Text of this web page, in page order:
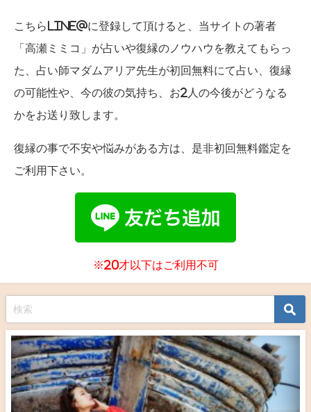
こちらLINE@に登録して頂けると、当サイトの著者
「高瀬ミミコ」が占いや復縁のノウハウを教えてもらっ
た、占い師マダムアリア先生が初回無料にて占い、復縁
の可能性や、今の彼の気持ち、お2人の今後がどうなる
かをお送り致します。
復縁の事で不安や悩みがある方は、是非初回無料鑑定を
ご利用下さい。
※20才以下はご利用不可